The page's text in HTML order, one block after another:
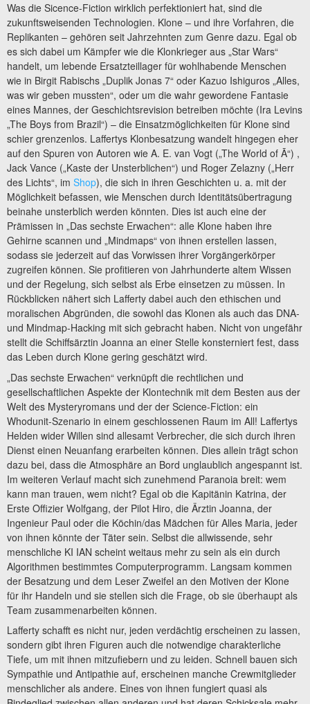
Was die Sicence-Fiction wirklich perfektioniert hat, sind die
zukunftsweisenden Technologien. Klone – und ihre Vorfahren, die
Replikanten – gehören seit Jahrzehnten zum Genre dazu. Egal ob
es sich dabei um Kämpfer wie die Klonkrieger aus „Star Wars“
handelt, um lebende Ersatzteillager für wohlhabende Menschen
wie in Birgit Rabischs „Duplik Jonas 7“ oder Kazuo Ishiguros „Alles,
was wir geben mussten“, oder um die wahr gewordene Fantasie
eines Mannes, der Geschichtsrevision betreiben möchte (Ira Levins
„The Boys from Brazil“) – die Einsatzmöglichkeiten für Klone sind
schier grenzenlos. Laffertys Klonbesatzung wandelt hingegen eher
auf den Spuren von Autoren wie A. E. van Vogt („The World of Ā“) ,
Jack Vance („Kaste der Unsterblichen“) und Roger Zelazny („Herr
des Lichts“, im Shop), die sich in ihren Geschichten u. a. mit der
Möglichkeit befassen, wie Menschen durch Identitätsübertragung
beinahe unsterblich werden könnten. Dies ist auch eine der
Prämissen in „Das sechste Erwachen“: alle Klone haben ihre
Gehirne scannen und „Mindmaps“ von ihnen erstellen lassen,
sodass sie jederzeit auf das Vorwissen ihrer Vorgängerkörper
zugreifen können. Sie profitieren von Jahrhunderte altem Wissen
und der Regelung, sich selbst als Erbe einsetzen zu müssen. In
Rückblicken nähert sich Lafferty dabei auch den ethischen und
moralischen Abgründen, die sowohl das Klonen als auch das DNA-
und Mindmap-Hacking mit sich gebracht haben. Nicht von ungefähr
stellt die Schiffsärztin Joanna an einer Stelle konsterniert fest, dass
das Leben durch Klone gering geschätzt wird.
„Das sechste Erwachen“ verknüpft die rechtlichen und
gesellschaftlichen Aspekte der Klontechnik mit dem Besten aus der
Welt des Mysteryromans und der der Science-Fiction: ein
Whodunit-Szenario in einem geschlossenen Raum im All! Laffertys
Helden wider Willen sind allesamt Verbrecher, die sich durch ihren
Dienst einen Neuanfang erarbeiten können. Dies allein trägt schon
dazu bei, dass die Atmosphäre an Bord unglaublich angespannt ist.
Im weiteren Verlauf macht sich zunehmend Paranoia breit: wem
kann man trauen, wem nicht? Egal ob die Kapitänin Katrina, der
Erste Offizier Wolfgang, der Pilot Hiro, die Ärztin Joanna, der
Ingenieur Paul oder die Köchin/das Mädchen für Alles Maria, jeder
von ihnen könnte der Täter sein. Selbst die allwissende, sehr
menschliche KI IAN scheint weitaus mehr zu sein als ein durch
Algorithmen bestimmtes Computerprogramm. Langsam kommen
der Besatzung und dem Leser Zweifel an den Motiven der Klone
für ihr Handeln und sie stellen sich die Frage, ob sie überhaupt als
Team zusammenarbeiten können.
Lafferty schafft es nicht nur, jeden verdächtig erscheinen zu lassen,
sondern gibt ihren Figuren auch die notwendige charakterliche
Tiefe, um mit ihnen mitzufiebern und zu leiden. Schnell bauen sich
Sympathie und Antipathie auf, erscheinen manche Crewmitglieder
menschlicher als andere. Eines von ihnen fungiert quasi als